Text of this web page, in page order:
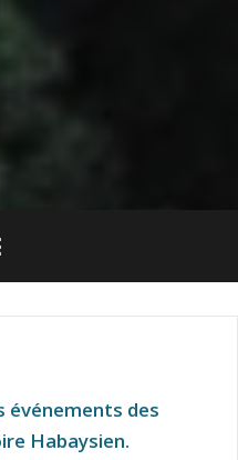
événements des
Habaysien.